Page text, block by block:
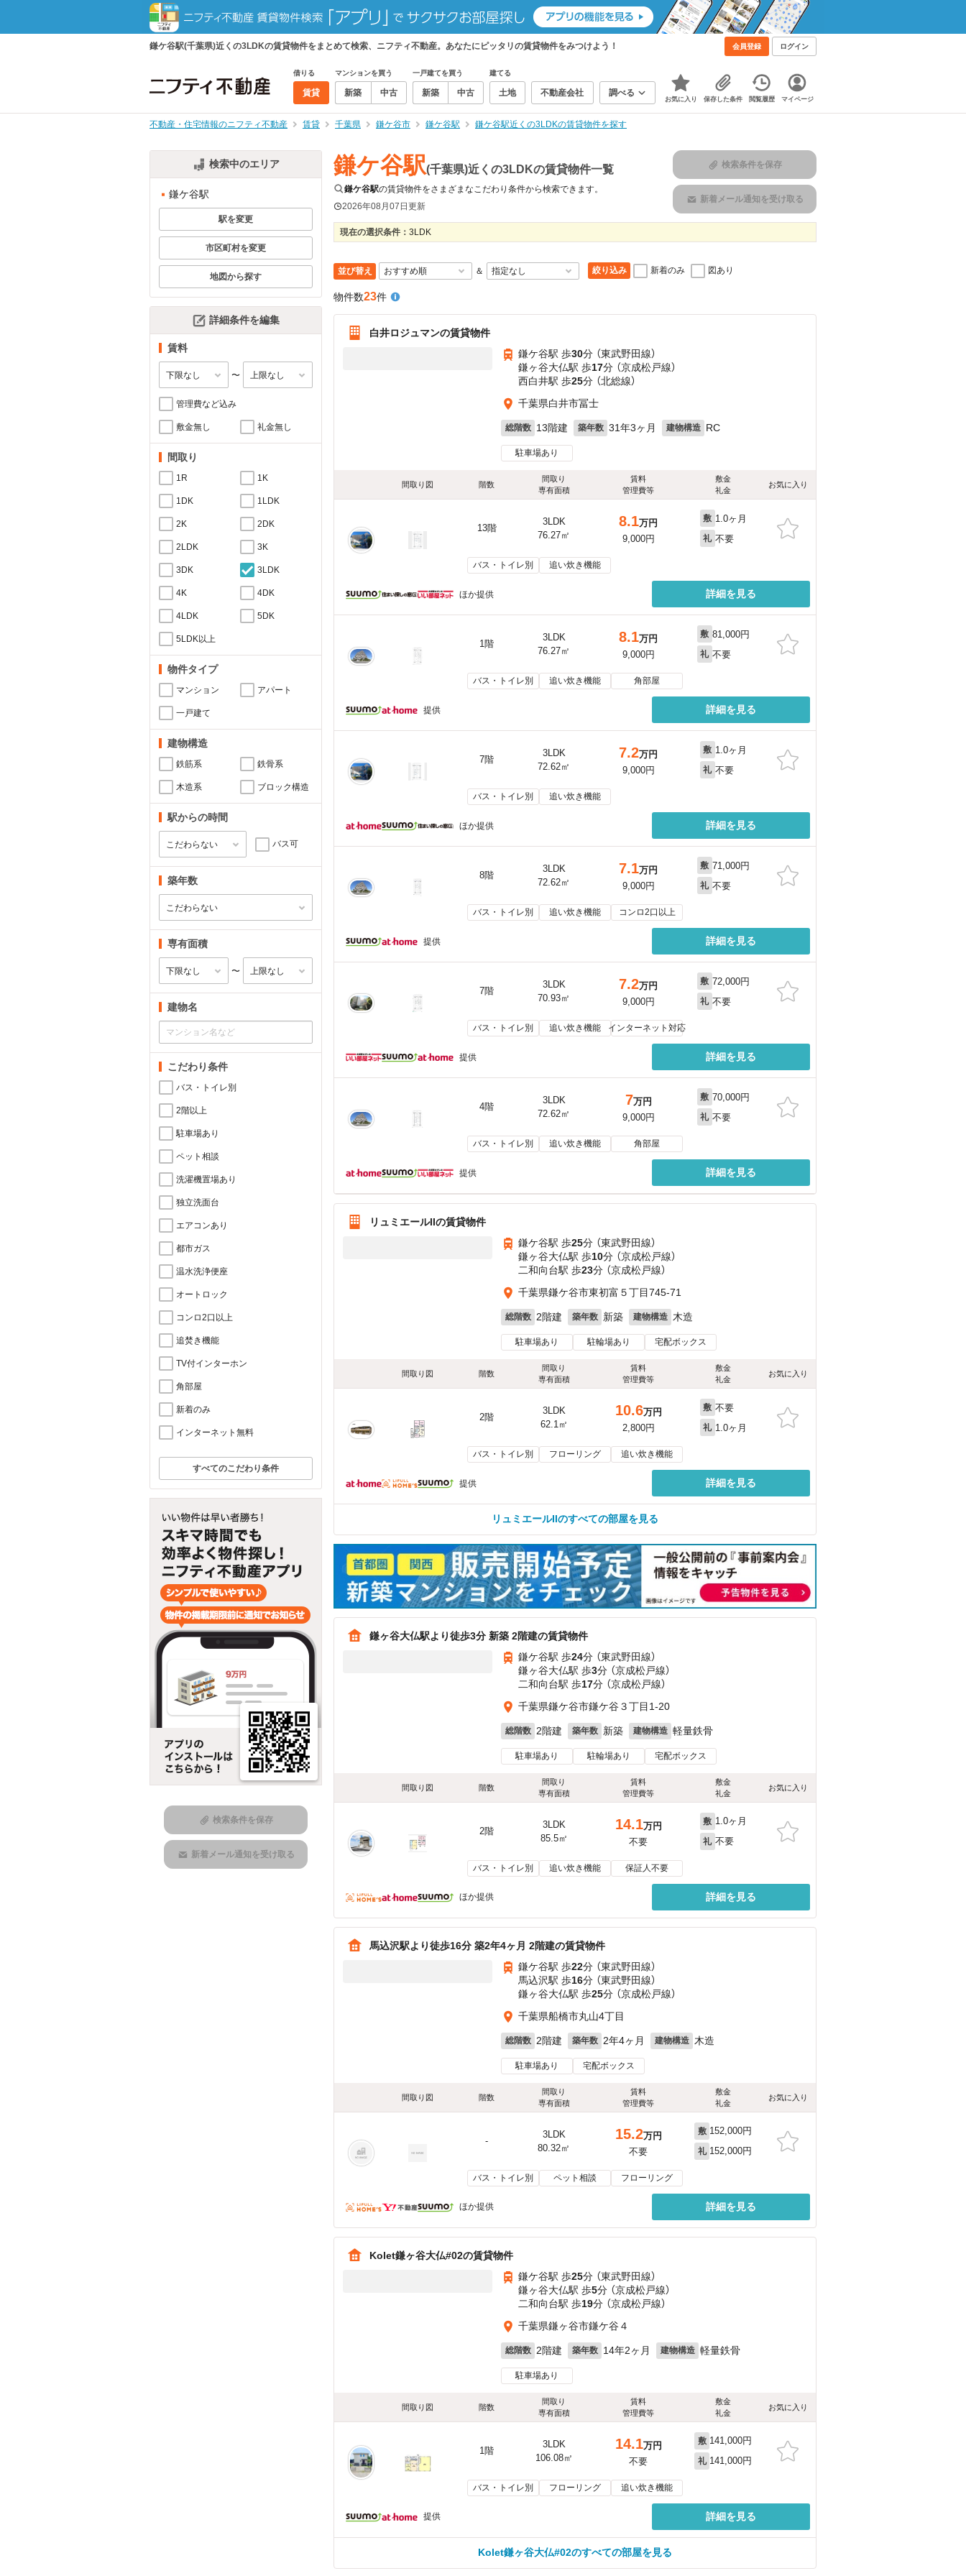
鎌ケ谷駅(千葉県)近くの3LDKの賃貸物件をまとめて検索、ニフティ不動産。あなたにピッタリの賃貸物件をみつけよう！ 会員登録 ログイン
借りる
賃貸
マンションを買う
新築 中古
一戸建てを買う
新築 中古
建てる
土地 不動産会社 調べる
お気に入り 保存した条件 閲覧履歴 マイページ
不動産・住宅情報のニフティ不動産 賃貸 千葉県 鎌ケ谷市 鎌ケ谷駅 鎌ケ谷駅近くの3LDKの賃貸物件を探す
検索中のエリア
鎌ケ谷駅
駅を変更
市区町村を変更
地図から探す
詳細条件を編集
賃料
〜
管理費など込み
敷金無し 礼金無し
間取り
1R 1K
1DK 1LDK
2K 2DK
2LDK 3K
3DK 3LDK
4K 4DK
4LDK 5DK
5LDK以上
物件タイプ
マンション アパート
一戸建て
建物構造
鉄筋系 鉄骨系
木造系 ブロック構造
駅からの時間
バス可
築年数
専有面積
〜
建物名
こだわり条件
バス・トイレ別
2階以上
駐車場あり
ペット相談
洗濯機置場あり
独立洗面台
エアコンあり
都市ガス
温水洗浄便座
オートロック
コンロ2口以上
追焚き機能
TV付インターホン
角部屋
新着のみ
インターネット無料
すべてのこだわり条件
検索条件を保存
新着メール通知を受け取る
鎌ケ谷駅(千葉県)近くの3LDKの賃貸物件一覧
鎌ケ谷駅の賃貸物件をさまざまなこだわり条件から検索できます。
2026年08月07日更新
検索条件を保存
新着メール通知を受け取る
現在の選択条件： 3LDK
並び替え ＆ 絞り込み 新着のみ 図あり
物件数23件
白井ロジュマンの賃貸物件
鎌ケ谷駅 歩30分 （東武野田線）
鎌ヶ谷大仏駅 歩17分 （京成松戸線）
西白井駅 歩25分 （北総線）
千葉県白井市冨士
総階数 13階建 築年数 31年3ヶ月 建物構造 RC
駐車場あり
間取り図 階数
間取り
専有面積
賃料
管理費等
敷金
礼金
お気に入り
13階
3LDK
76.27㎡
8.1万円
9,000円
敷 1.0ヶ月
礼 不要
バス・トイレ別 追い炊き機能
ほか提供 詳細を見る
1階
3LDK
76.27㎡
8.1万円
9,000円
敷 81,000円
礼 不要
バス・トイレ別 追い炊き機能 角部屋
提供 詳細を見る
7階
3LDK
72.62㎡
7.2万円
9,000円
敷 1.0ヶ月
礼 不要
バス・トイレ別 追い炊き機能
ほか提供 詳細を見る
8階
3LDK
72.62㎡
7.1万円
9,000円
敷 71,000円
礼 不要
バス・トイレ別 追い炊き機能 コンロ2口以上
提供 詳細を見る
7階
3LDK
70.93㎡
7.2万円
9,000円
敷 72,000円
礼 不要
バス・トイレ別 追い炊き機能 インターネット対応
提供 詳細を見る
4階
3LDK
72.62㎡
7万円
9,000円
敷 70,000円
礼 不要
バス・トイレ別 追い炊き機能 角部屋
提供 詳細を見る
リュミエールIIの賃貸物件
鎌ケ谷駅 歩25分 （東武野田線）
鎌ヶ谷大仏駅 歩10分 （京成松戸線）
二和向台駅 歩23分 （京成松戸線）
千葉県鎌ケ谷市東初富５丁目745-71
総階数 2階建 築年数 新築 建物構造 木造
駐車場あり 駐輪場あり 宅配ボックス
間取り図 階数
間取り
専有面積
賃料
管理費等
敷金
礼金
お気に入り
2階
3LDK
62.1㎡
10.6万円
2,800円
敷 不要
礼 1.0ヶ月
バス・トイレ別 フローリング 追い炊き機能
提供 詳細を見る
リュミエールIIのすべての部屋を見る
鎌ヶ谷大仏駅より徒歩3分 新築 2階建の賃貸物件
鎌ケ谷駅 歩24分 （東武野田線）
鎌ヶ谷大仏駅 歩3分 （京成松戸線）
二和向台駅 歩17分 （京成松戸線）
千葉県鎌ケ谷市鎌ケ谷３丁目1-20
総階数 2階建 築年数 新築 建物構造 軽量鉄骨
駐車場あり 駐輪場あり 宅配ボックス
間取り図 階数
間取り
専有面積
賃料
管理費等
敷金
礼金
お気に入り
2階
3LDK
85.5㎡
14.1万円
不要
敷 1.0ヶ月
礼 不要
バス・トイレ別 追い炊き機能 保証人不要
ほか提供 詳細を見る
馬込沢駅より徒歩16分 築2年4ヶ月 2階建の賃貸物件
鎌ケ谷駅 歩22分 （東武野田線）
馬込沢駅 歩16分 （東武野田線）
鎌ヶ谷大仏駅 歩25分 （京成松戸線）
千葉県船橋市丸山4丁目
総階数 2階建 築年数 2年4ヶ月 建物構造 木造
駐車場あり 宅配ボックス
間取り図 階数
間取り
専有面積
賃料
管理費等
敷金
礼金
お気に入り
-
3LDK
80.32㎡
15.2万円
不要
敷 152,000円
礼 152,000円
バス・トイレ別 ペット相談 フローリング
ほか提供 詳細を見る
Kolet鎌ヶ谷大仏#02の賃貸物件
鎌ケ谷駅 歩25分 （東武野田線）
鎌ヶ谷大仏駅 歩5分 （京成松戸線）
二和向台駅 歩19分 （京成松戸線）
千葉県鎌ヶ谷市鎌ケ谷４
総階数 2階建 築年数 14年2ヶ月 建物構造 軽量鉄骨
駐車場あり
間取り図 階数
間取り
専有面積
賃料
管理費等
敷金
礼金
お気に入り
1階
3LDK
106.08㎡
14.1万円
不要
敷 141,000円
礼 141,000円
バス・トイレ別 フローリング 追い炊き機能
提供 詳細を見る
Kolet鎌ヶ谷大仏#02のすべての部屋を見る